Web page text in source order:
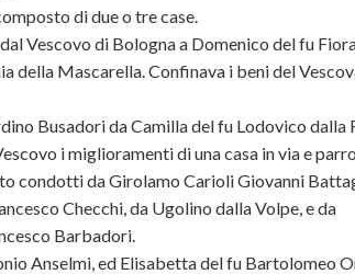
di due o tre case.
Vescovo di Bologna a Domenico del fu
della Mascarella. Confinava i beni del
Busadori da Camilla del fu Lodovico dalla
i miglioramenti di una casa in via e
condotti da Girolamo Carioli Giovanni
Checchi, da Ugolino dalla Volpe, e da
Barbadori.
Anselmi, ed Elisabettadel fu Bartolomeo